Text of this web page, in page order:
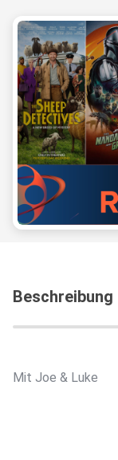
Beschreibung
Mit Joe & Luke